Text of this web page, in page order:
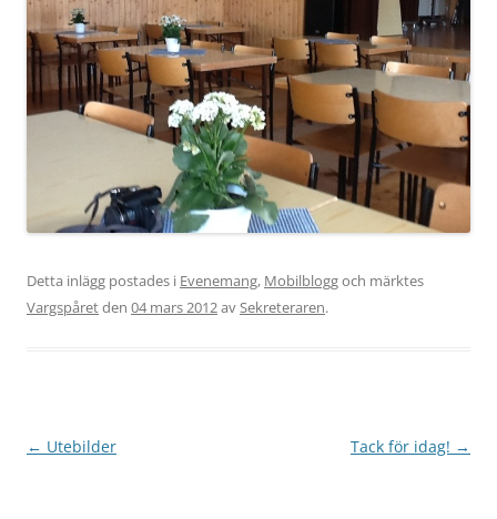
Detta inlägg postades i Evenemang, Mobilbloggoch märktes
Vargspåretden 04 mars 2012avSekreteraren.
Inläggsnavigering
← Utebilder Tack för idag! →